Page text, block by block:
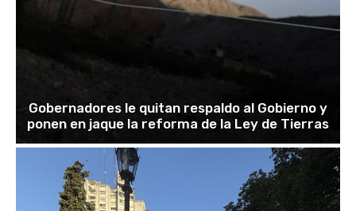
Gobernadores le quitan respaldo al Gobierno y
ponen en jaque la reforma de la Ley de Tierras